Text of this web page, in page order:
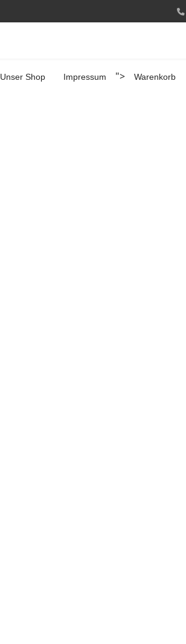
Unser Shop Impressum "> Warenkorb